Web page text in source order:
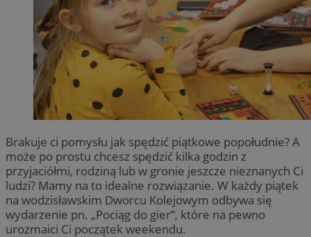
Brakuje ci pomysłu jak spędzić piątkowe popołudnie? A
może po prostu chcesz spędzić kilka godzin z
przyjaciółmi, rodziną lub w gronie jeszcze nieznanych Ci
ludzi? Mamy na to idealne rozwiązanie. W każdy piątek
na wodzisławskim Dworcu Kolejowym odbywa się
wydarzenie pn. „Pociąg do gier”, które na pewno
urozmaici Ci początek weekendu.